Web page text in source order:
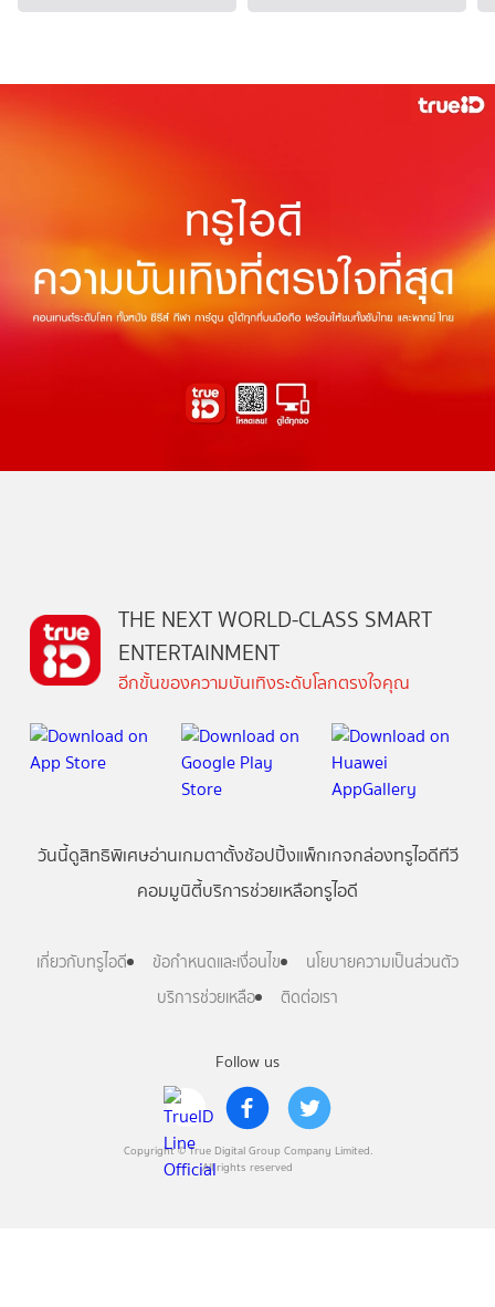
Follow us
Copyright © True Digital Group Company Limited.
All rights reserved
THE NEXT WORLD-CLASS SMART
ENTERTAINMENT
อีกขั้นของความบันเทิงระดับโลกตรงใจคุณ
วันนี้ดูสิทธิพิเศษอ่านเกมตาตั้งช้อปปิ้งแพ็กเกจกล่องทรูไอดีทีวี
คอมมูนิตี้บริการช่วยเหลือทรูไอดี
เกี่ยวกับทรูไอดี ข้อกำหนดและเงื่อนไข
นโยบายความเป็นส่วนตัว
บริการช่วยเหลือ
ติดต่อเรา